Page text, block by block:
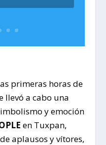
primeras horas de
llevó a cabo una
y emoción
en Tuxpan,
aplausos y vítores,